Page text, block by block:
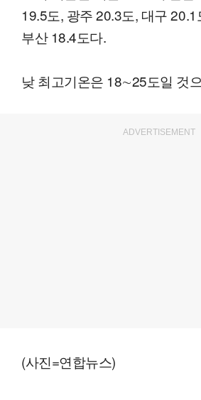
19.5도, 광주 20.3도, 대구
부산 18.4도다.
낮 최고기온은 18∼25도일 것
ADVERTISEMENT
(사진=연합뉴스)